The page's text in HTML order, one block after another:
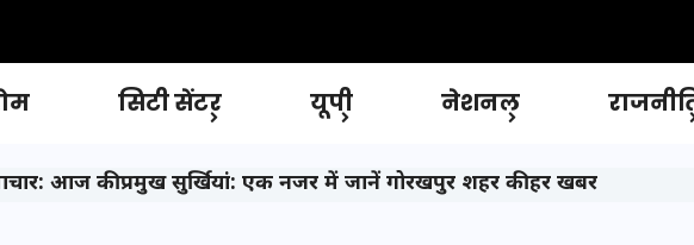
सिटी सेंटर यूपी नेशनल
आज की प्रमुख सुर्खियां: एक नजर में जानें गोरखपुर शहर की हर खबर